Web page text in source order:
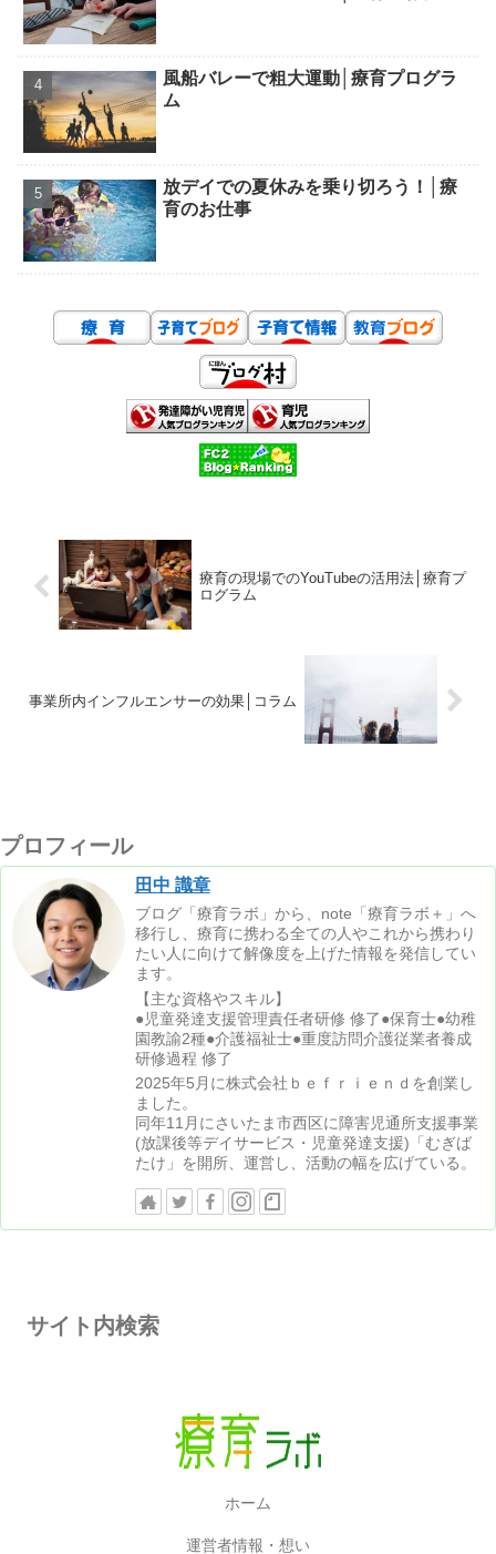
風船バレーで粗大運動│療育プログラ
ム
放デイでの夏休みを乗り切ろう！│療
育のお仕事
療育の現場でのYouTubeの活用法│療育プ
ログラム
事業所内インフルエンサーの効果│コラム
プロフィール
田中 識章
ブログ「療育ラボ」から、note「療育ラボ＋」へ
移行し、療育に携わる全ての人やこれから携わり
たい人に向けて解像度を上げた情報を発信してい
ます。
【主な資格やスキル】
●児童発達支援管理責任者研修 修了●保育士●幼稚
園教諭2種●介護福祉士●重度訪問介護従業者養成
研修過程 修了
2025年5月に株式会社ｂｅｆｒｉｅｎｄを創業し
ました。
同年11月にさいたま市西区に障害児通所支援事業
(放課後等デイサービス・児童発達支援)「むぎば
たけ」を開所、運営し、活動の幅を広げている。
サイト内検索
ホーム
運営者情報・想い